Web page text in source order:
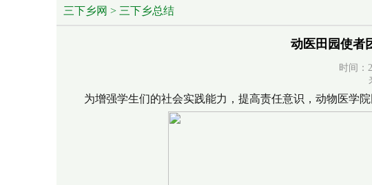
三下乡网 > 三下乡总结
动医田园使者
时间：
为增强学生们的社会实践能力，提高责任意识，动物医学